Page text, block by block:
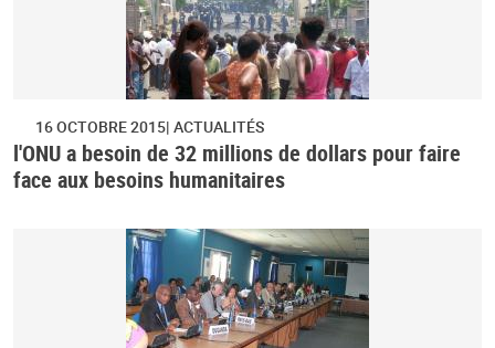
16 OCTOBRE 2015 ACTUALITÉS
l'ONU a besoin de 32 millions de dollars pour faire
face aux besoins humanitaires